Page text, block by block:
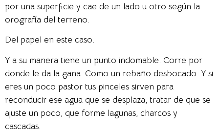
por una superficie y cae de un lado u otro según la
orografía del terreno.
Del papel en este caso.
Y a su manera tiene un punto indomable. Corre por
donde le da la gana. Como un rebaño desbocado. Y si
eres un poco pastor tus pinceles sirven para
reconducir ese agua que se desplaza, tratar de que se
ajuste un poco, que forme lagunas, charcos y
cascadas.